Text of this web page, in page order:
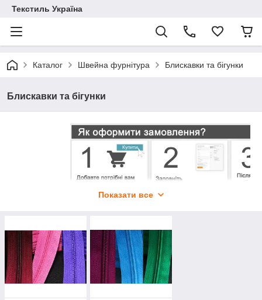
Текстиль Україна
Каталог Швейна фурнітура Блискавки та бігунки
Блискавки та бігунки
Показати все